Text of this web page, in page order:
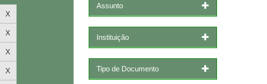
Assunto
Instituição
Tipo de Documento